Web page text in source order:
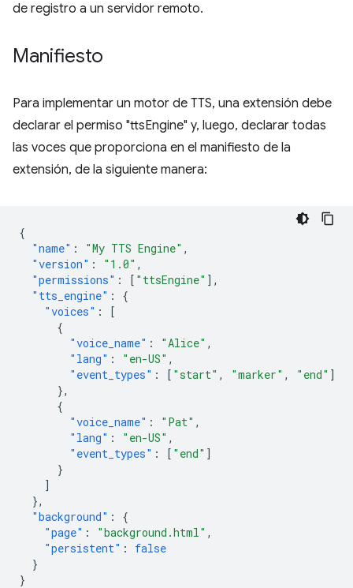
de registro a un servidor remoto.
Manifiesto
Para implementar un motor de TTS, una extensión debe
declarar el permiso "ttsEngine" y, luego, declarar todas
las voces que proporciona en el manifiesto de la
extensión, de la siguiente manera:
{
"name" : "My TTS Engine" ,
"version" : "1.0" ,
"permissions" : [ "ttsEngine" ],
"tts_engine" :
{
"voices" :
[
{
"voice_name" : "Alice" ,
"lang" : "en-US" ,
"event_types" : [ "start" , "marker" , "end" ]
},
{
"voice_name" : "Pat" ,
"lang" : "en-US" ,
"event_types" : [ "end" ]
}
]
},
"background" :
{
"page" : "background.html" ,
"persistent" :
false
}
}